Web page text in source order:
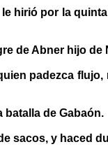
hirió por la
de Abner hijo de
padezca
batalla de Gabaón.
sacos, y haced